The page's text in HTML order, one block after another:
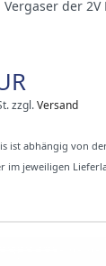
der 2V
zzgl.Versand
ist abhängig von
im jeweiligen